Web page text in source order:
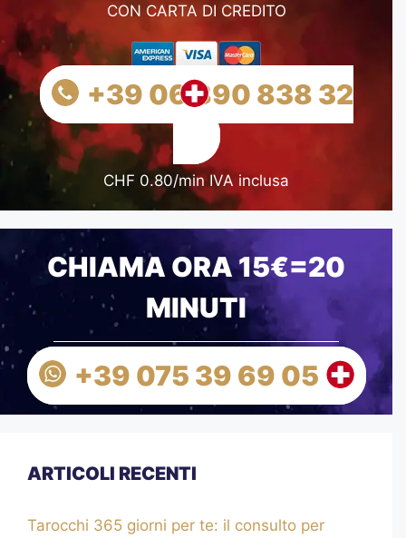
CON CARTA DI CREDITO
+39 06 890 838 32
CHF 0.80/min IVA inclusa
CHIAMA ORA 15€=20
MINUTI
+39 075 39 69 05
ARTICOLI RECENTI
Tarocchi 365 giorni per te: il consulto per